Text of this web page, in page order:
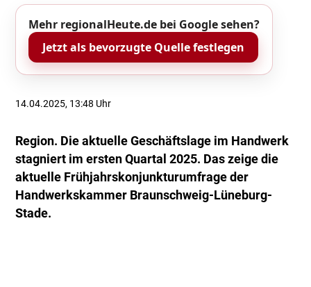
Mehr regionalHeute.de bei Google sehen?
Jetzt als bevorzugte Quelle festlegen
14.04.2025, 13:48 Uhr
Region. Die aktuelle Geschäftslage im Handwerk
stagniert im ersten Quartal 2025. Das zeige die
aktuelle Frühjahrskonjunkturumfrage der
Handwerkskammer Braunschweig-Lüneburg-
Stade.